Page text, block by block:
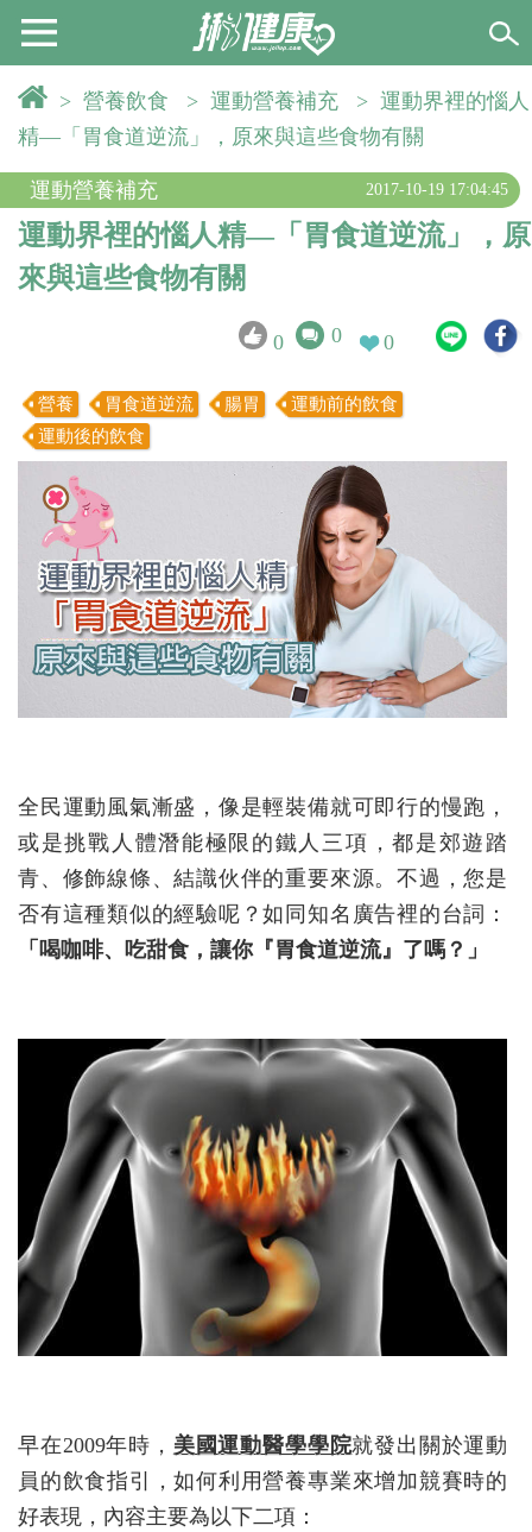
> 營養飲食 > 運動營養補充 > 運動界裡的惱人
精—「胃食道逆流」，原來與這些食物有關
運動營養補充 2017-10-19 17:04:45
運動界裡的惱人精—「胃食道逆流」，原
來與這些食物有關
0 0 0
營養 胃食道逆流 腸胃
運動前的飲食
運動後的飲食
全民運動風氣漸盛，像是輕裝備就可即行的慢跑，
或是挑戰人體潛能極限的鐵人三項，都是郊遊踏
青、修飾線條、結識伙伴的重要來源。不過，您是
否有這種類似的經驗呢？如同知名廣告裡的台詞：
「喝咖啡、吃甜食，讓你『胃食道逆流』了嗎？」
早在2009年時， 美國運動醫學學院就發出關於運動
員的飲食指引，如何利用營養專業來增加競賽時的
好表現，內容主要為以下二項：